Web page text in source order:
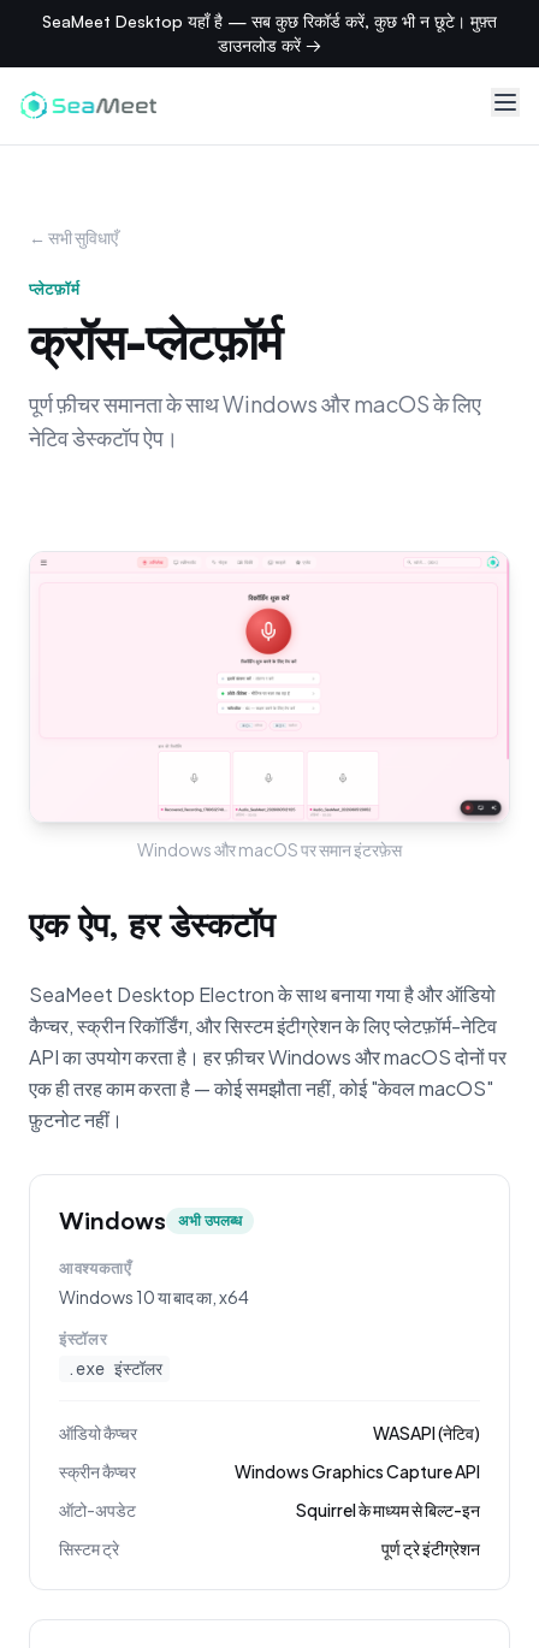
SeaMeet Desktop यहाँ है — सब कुछ रिकॉर्ड करें, कुछ भी न छूटे। मुफ़्त
डाउनलोड करें →
← सभी सुविधाएँ
प्लेटफ़ॉर्म
क्रॉस-प्लेटफ़ॉर्म
पूर्ण फ़ीचर समानता के साथ Windows और macOS के लिए
नेटिव डेस्कटॉप ऐप।
Windows और macOS पर समान इंटरफ़ेस
एक ऐप, हर डेस्कटॉप
SeaMeet Desktop Electron के साथ बनाया गया है और ऑडियो
कैप्चर, स्क्रीन रिकॉर्डिंग, और सिस्टम इंटीग्रेशन के लिए प्लेटफ़ॉर्म-नेटिव
API का उपयोग करता है। हर फ़ीचर Windows और macOS दोनों पर
एक ही तरह काम करता है — कोई समझौता नहीं, कोई "केवल macOS"
फ़ुटनोट नहीं।
Windows अभी उपलब्ध
आवश्यकताएँ
Windows 10 या बाद का, x64
इंस्टॉलर
.exe इंस्टॉलर
ऑडियो कैप्चर
WASAPI (नेटिव)
स्क्रीन कैप्चर
Windows Graphics Capture API
ऑटो-अपडेट
Squirrel के माध्यम से बिल्ट-इन
सिस्टम ट्रे
पूर्ण ट्रे इंटीग्रेशन